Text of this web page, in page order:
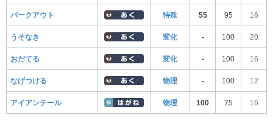
バークアウト 特殊 55 95 16
うそなき 変化 - 100 20
おだてる 変化 - 100 16
なげつける 物理 - 100 12
アイアンテール 物理 100 75 16